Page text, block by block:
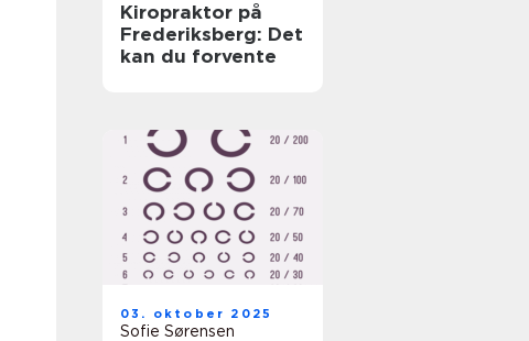
Kiropraktor på
Frederiksberg: Det
kan du forvente
03. oktober 2025
Sofie Sørensen